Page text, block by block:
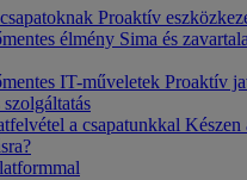
Proaktív
élmény Sima és
IT-műveletek Proaktív
a csapatunkkal Készen